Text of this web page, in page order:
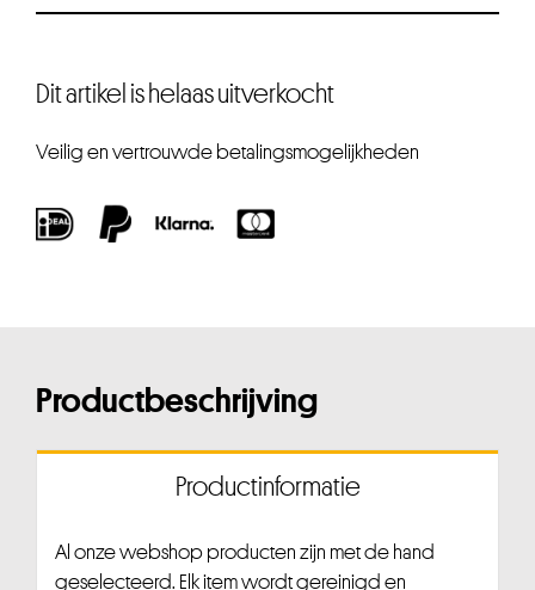
Dit artikel is helaas uitverkocht
Veilig en vertrouwde betalingsmogelijkheden
Productbeschrijving
Productinformatie
Al onze webshop producten zijn met de hand
geselecteerd. Elk item wordt gereinigd en